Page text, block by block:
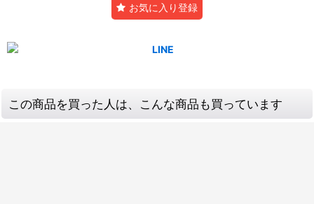
お気に入り登録
この商品を買った人は、こんな商品も買っています